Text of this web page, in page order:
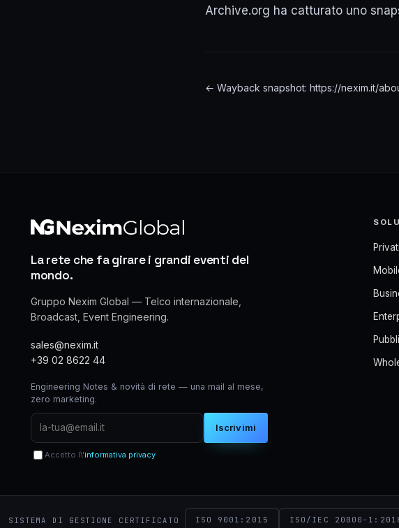
Archive.org ha catturato uno
← Wayback snapshot: https://nexim.it/
La rete che fa girare i grandi eventi del
mondo.
Gruppo Nexim Global — Telco internazionale,
Broadcast, Event Engineering.
sales@nexim.it
+39 02 8622 44
Engineering Notes & novità di rete — una mail al mese,
zero marketing.
Iscrivimi
Accetto l\'informativa privacy
SISTEMA DI GESTIONE CERTIFICATO ISO 9001:2015 ISO/IEC 20000-